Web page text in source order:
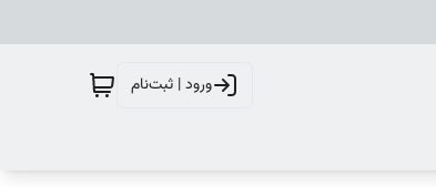
ورود | ثبت‌نام